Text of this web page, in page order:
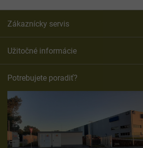
Zákaznícky servis
Užitočné informácie
Potrebujete poradiť?